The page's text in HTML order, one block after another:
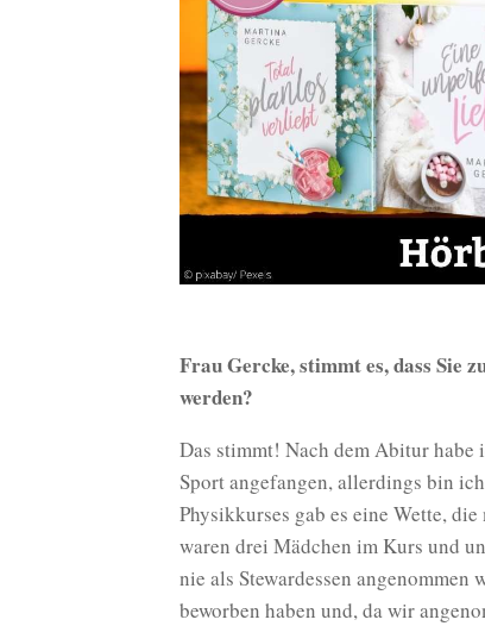
Frau Gercke, stimmt es, dass Sie
werden?
Das stimmt! Nach dem Abitur habe
Sport angefangen, allerdings bin
Physikkurses gab es eine Wette,
waren drei Mädchen im Kurs und
nie als Stewardessen angenommen
beworben haben und, da wir